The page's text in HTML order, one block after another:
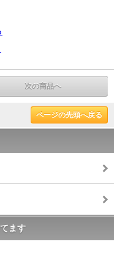
次の商品へ
ページの先頭へ戻る
ます